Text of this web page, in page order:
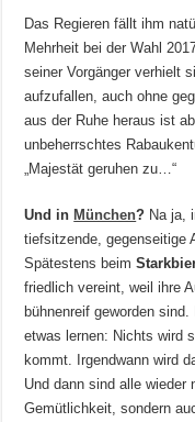
Das Regieren fällt ihm
Mehrheit bei der Wahl
seiner Vorgänger verhielt
aufzufallen, auch ohne
aus der Ruhe heraus ist
unbeherrschtes
„Majestät geruhen zu…“
Und inMünchen? Na ja,
tiefsitzende, gegenseitige
Spätestens beim
friedlich vereint, weil ihre
bühnenreif geworden
etwas lernen: Nichts wird
kommt. Irgendwann wird
Und dann sind alle wieder
Gemütlichkeit, sondern